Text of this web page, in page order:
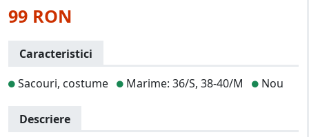
99 RON
Caracteristici
Sacouri, costume
Marime: 36/S, 38-40/M Nou
Descriere